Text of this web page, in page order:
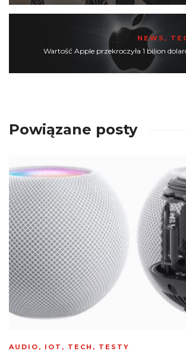
NEWS ,
Wartość Apple przekroczyła 1 bilion
Powiązane posty
AUDIO , IOT , TECH , TESTY